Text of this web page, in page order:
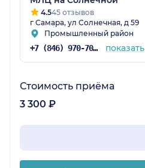
4.545 отзывов
г Самара, ул Солнечная, д 59
Промышленный район
+7 (846) 970-70-83 показать
Стоимость приёма
3 300 ₽